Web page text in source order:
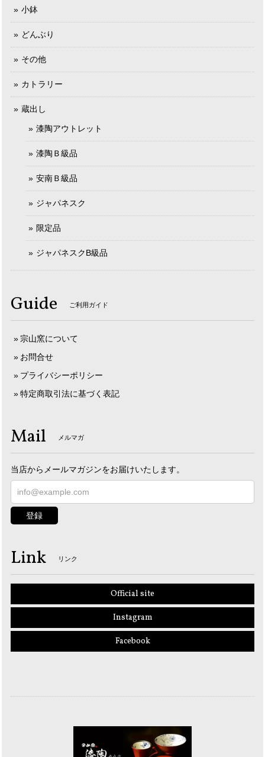
小鉢
どんぶり
その他
カトラリー
蔵出し
漆陶アウトレット
漆陶Ｂ級品
安南Ｂ級品
ジャパネスク
限定品
ジャパネスクB級品
Guide ご利用ガイド
宗山窯について
お問合せ
プライバシーポリシー
特定商取引法に基づく表記
Mail メルマガ
当店からメールマガジンをお届けいたします。
登録
Link リンク
Official site
Instagram
Facebook